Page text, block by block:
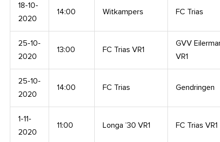
18-10-
2020
14:00 Witkampers FC Trias
25-10-
2020
13:00 FC Trias VR1
GVV
VR1
25-10-
2020
14:00 FC Trias Gendringen
1-11-
2020
11:00 Longa ’30 VR1 FC Trias VR1